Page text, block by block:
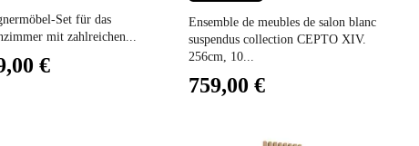
Set für das
mit zahlreichen...
€
Ensemble de meubles de salon blanc
suspendus collection CEPTO XIV.
256cm, 10...
759,00 €